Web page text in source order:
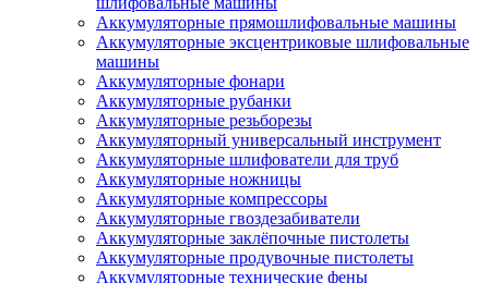
Аккумуляторные прямошлифовальные машины
Аккумуляторные эксцентриковые шлифовальные
машины
Аккумуляторные фонари
Аккумуляторные рубанки
Аккумуляторные резьборезы
Аккумуляторный универсальный инструмент
Аккумуляторные шлифователи для труб
Аккумуляторные ножницы
Аккумуляторные компрессоры
Аккумуляторные гвоздезабиватели
Аккумуляторные заклёпочные пистолеты
Аккумуляторные продувочные пистолеты
Аккумуляторные технические фены